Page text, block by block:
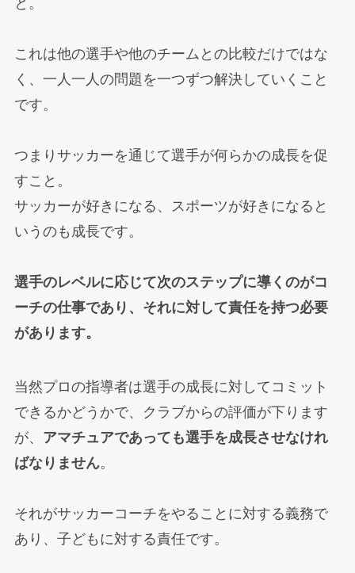
と。
これは他の選手や他のチームとの比較だけではな
く、一人一人の問題を一つずつ解決していくこと
です。
つまりサッカーを通じて選手が何らかの成長を促
すこと。
サッカーが好きになる、スポーツが好きになると
いうのも成長です。
選手のレベルに応じて次のステップに導くのがコ
ーチの仕事であり、それに対して責任を持つ必要
があります。
当然プロの指導者は選手の成長に対してコミット
できるかどうかで、クラブからの評価が下ります
が、 アマチュアであっても選手を成長させなけれ
ばなりません。
それがサッカーコーチをやることに対する義務で
あり、子どもに対する責任です。